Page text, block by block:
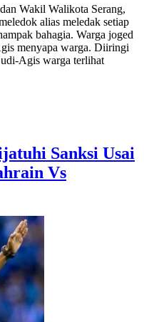
Wakil Walikota Serang,
alias meledak setiap
bahagia. Warga joged
menyapa warga. Diiringi
Agis warga terlihat
Sanksi Usai
Vs